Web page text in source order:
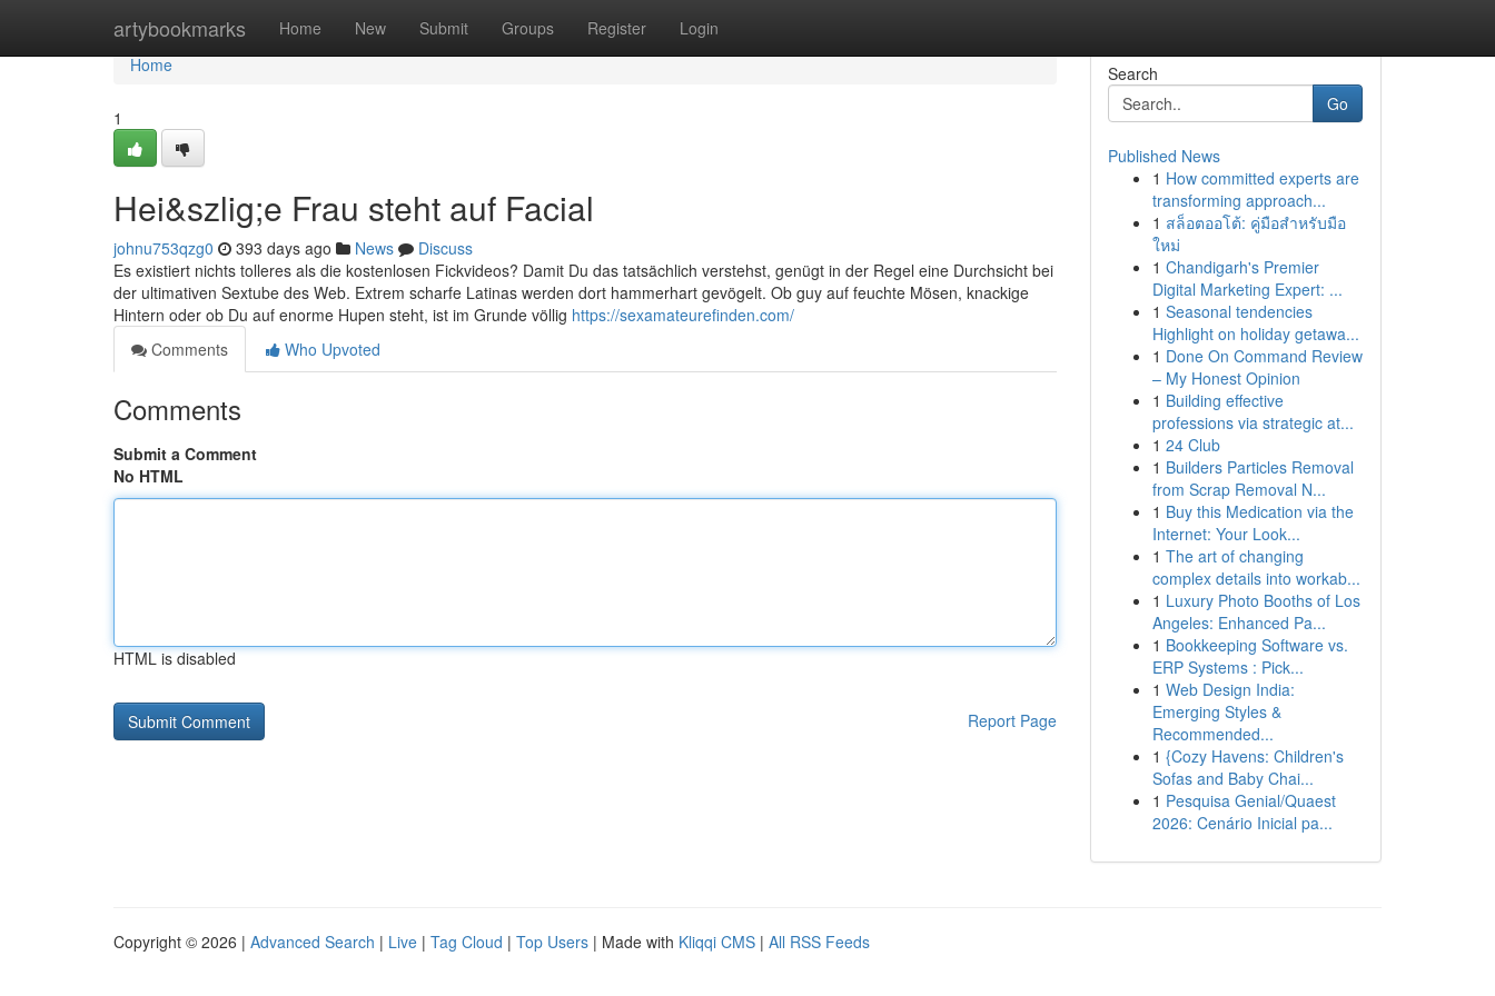
artybookmarks Home New Submit Groups Register Login
Home
Home
1
Hei&szlig;e Frau steht auf Facial
johnu753qzg0 393 days ago News
Discuss
Es existiert nichts tolleres als die kostenlosen Fickvideos? Damit Du das tatsächlich verstehst, genügt in der Regel eine Durchsicht bei
der ultimativen Sextube des Web. Extrem scharfe Latinas werden dort hammerhart gevögelt. Ob guy auf feuchte Mösen, knackige
Hintern oder ob Du auf enorme Hupen steht, ist im Grunde völlig https://sexamateurefinden.com/
Comments
Who Upvoted
Comments
Submit a Comment
No HTML
HTML is disabled
Report Page
Search
Go
Published News
1 How committed experts are
transforming approach...
1 สล็อตออโต้: คู่มือสำหรับมือ
ใหม่
1 Chandigarh's Premier
Digital Marketing Expert: ...
1 Seasonal tendencies
Highlight on holiday getawa...
1 Done On Command Review
– My Honest Opinion
1 Building effective
professions via strategic at...
1 24 Club
1 Builders Particles Removal
from Scrap Removal N...
1 Buy this Medication via the
Internet: Your Look...
1 The art of changing
complex details into workab...
1 Luxury Photo Booths of Los
Angeles: Enhanced Pa...
1 Bookkeeping Software vs.
ERP Systems : Pick...
1 Web Design India:
Emerging Styles &
Recommended...
1 {Cozy Havens: Children's
Sofas and Baby Chai...
1 Pesquisa Genial/Quaest
2026: Cenário Inicial pa...
Copyright © 2026 | Advanced Search | Live | Tag Cloud | Top Users | Made with Kliqqi CMS | All RSS Feeds